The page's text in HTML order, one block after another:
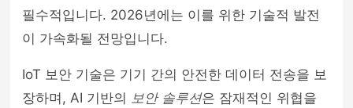
필수적입니다. 2026년에는 이를 위한 기술적 발전
이 가속화될 전망입니다.
IoT 보안 기술은 기기 간의 안전한 데이터 전송을 보
장하며, AI 기반의 보안 솔루션은 잠재적인 위협을